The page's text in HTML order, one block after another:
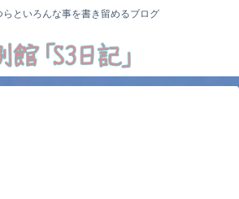
らといろんな事を書き留めるブログ